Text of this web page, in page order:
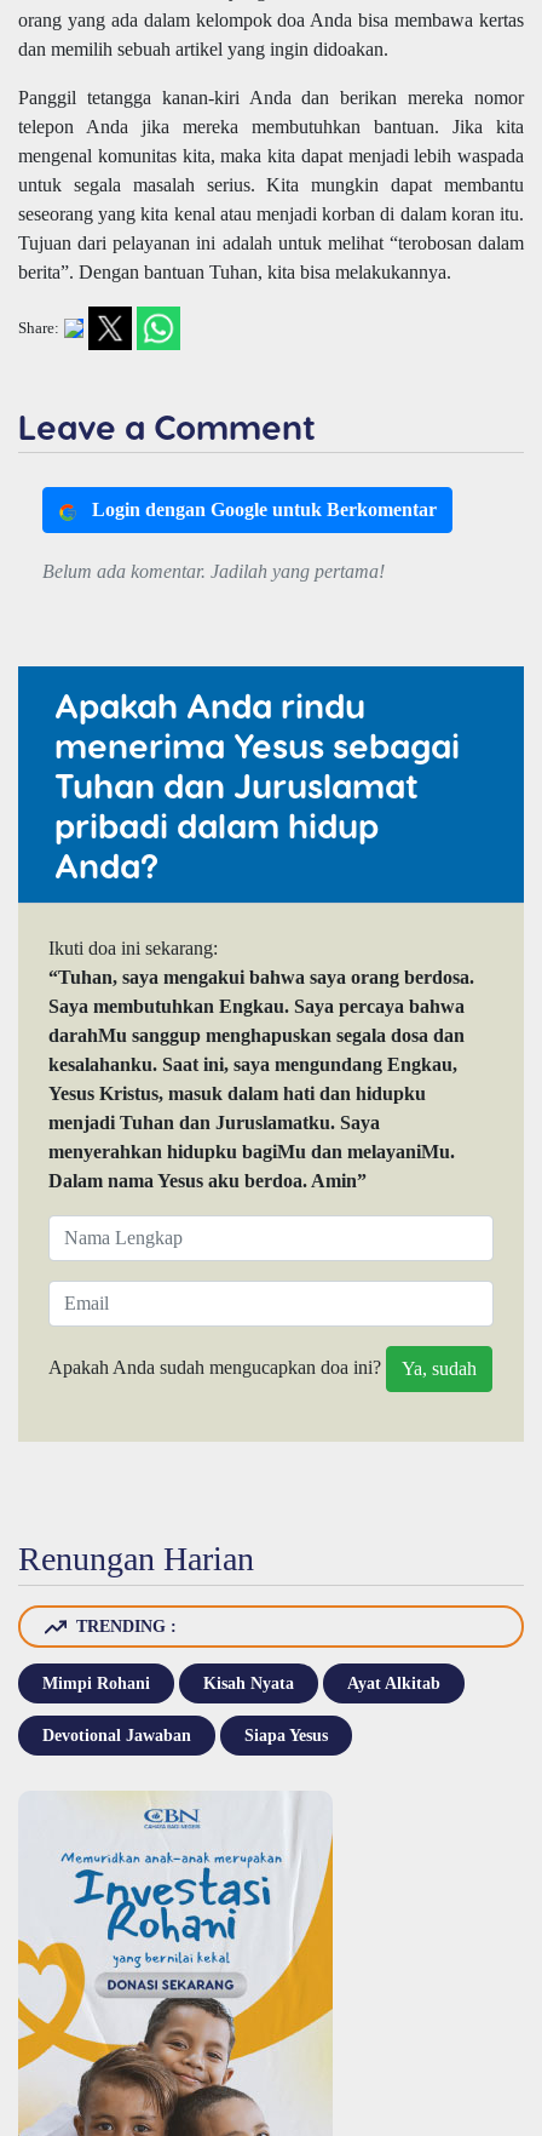
orang yang ada dalam kelompok doa Anda bisa membawa kertas
dan memilih sebuah artikel yang ingin didoakan.
Panggil tetangga kanan-kiri Anda dan berikan mereka nomor
telepon Anda jika mereka membutuhkan bantuan. Jika kita
mengenal komunitas kita, maka kita dapat menjadi lebih waspada
untuk segala masalah serius. Kita mungkin dapat membantu
seseorang yang kita kenal atau menjadi korban di dalam koran itu.
Tujuan dari pelayanan ini adalah untuk melihat “terobosan dalam
berita”. Dengan bantuan Tuhan, kita bisa melakukannya.
Share:
Leave a Comment
Login dengan Google untuk Berkomentar
Belum ada komentar. Jadilah yang pertama!
Apakah Anda rindu
menerima Yesus sebagai
Tuhan dan Juruslamat
pribadi dalam hidup
Anda?
Ikuti doa ini sekarang:
“Tuhan, saya mengakui bahwa saya orang berdosa.
Saya membutuhkan Engkau. Saya percaya bahwa
darahMu sanggup menghapuskan segala dosa dan
kesalahanku. Saat ini, saya mengundang Engkau,
Yesus Kristus, masuk dalam hati dan hidupku
menjadi Tuhan dan Juruslamatku. Saya
menyerahkan hidupku bagiMu dan melayaniMu.
Dalam nama Yesus aku berdoa. Amin”
Apakah Anda sudah mengucapkan doa ini?
Renungan Harian
TRENDING :
Mimpi Rohani Kisah Nyata Ayat Alkitab
Devotional Jawaban Siapa Yesus